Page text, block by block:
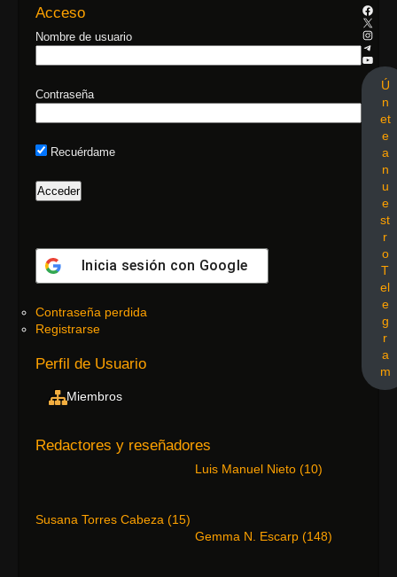
Acceso
Nombre de usuario
Contraseña
Recuérdame
Inicia sesión con Google
Contraseña perdida
Registrarse
Perfil de Usuario
Miembros
Ú
n
et
e
a
n
u
e
st
r
o
T
el
e
g
r
a
m
Redactores y reseñadores
Luis Manuel Nieto (10)
Susana Torres Cabeza (15)
Gemma N. Escarp (148)